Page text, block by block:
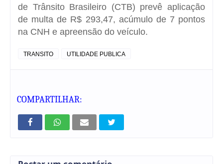
de Trânsito Brasileiro (CTB) prevê aplicação
de multa de R$ 293,47, acúmulo de 7 pontos
na CNH e apreensão do veículo.
TRANSITO UTILIDADE PUBLICA
COMPARTILHAR: